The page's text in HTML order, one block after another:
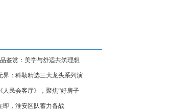
鉴赏：美学与舒适共筑理想
界：科勒精选三大龙头系列演
人民会客厅》，聚焦“好房子
即，淮安区队蓄力备战